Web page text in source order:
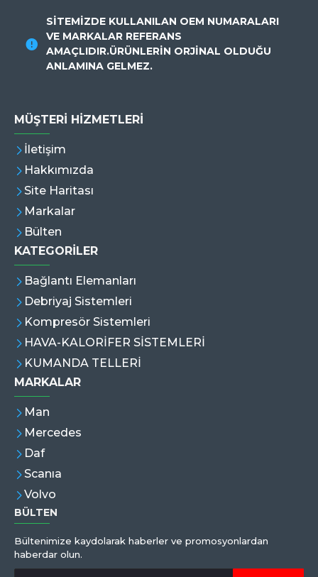
SİTEMİZDE KULLANILAN OEM NUMARALARI
VE MARKALAR REFERANS
AMAÇLIDIR.ÜRÜNLERİN ORJİNAL OLDUĞU
ANLAMINA GELMEZ.
MÜŞTERI HIZMETLERI
İletişim
Hakkımızda
Site Haritası
Markalar
Bülten
KATEGORİLER
Bağlantı Elemanları
Debriyaj Sistemleri
Kompresör Sistemleri
HAVA-KALORİFER SİSTEMLERİ
KUMANDA TELLERİ
MARKALAR
Man
Mercedes
Daf
Scanıa
Volvo
BÜLTEN
Bültenimize kaydolarak haberler ve promosyonlardan
haberdar olun.